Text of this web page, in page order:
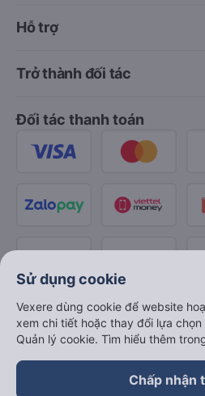
Hỗ trợ
Trở thành đối tác
Đối tác thanh toán
Sử dụng cookie
Vexere dùng cookie để website
xem chi tiết hoặc thay đổi lựa
Quản lý cookie. Tìm hiểu thêm
Chấp nhận